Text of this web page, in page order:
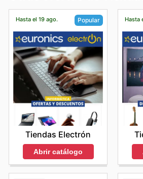
Hasta el 19 ago. Popular
Tiendas Electrón
Abrir catálogo
Hasta